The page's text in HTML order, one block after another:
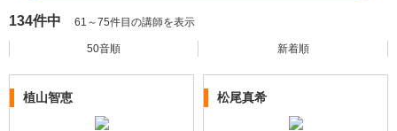
134件中 61～75件目の講師を表示
50音順 新着順
植山智恵 松尾真希